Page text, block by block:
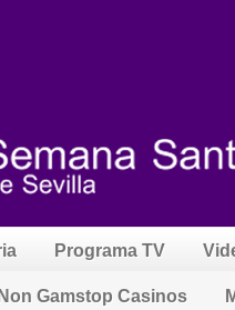
Programa TV
Non Gamstop Casinos